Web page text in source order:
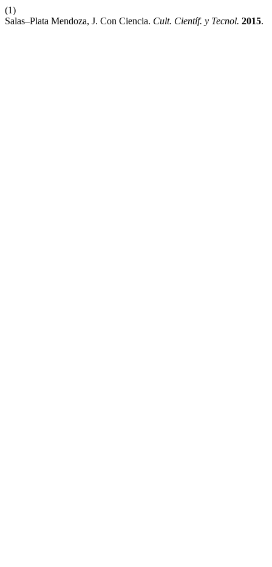
(1)
Salas–Plata Mendoza, J. Con Ciencia. Cult. Científ. y Tecnol. 2015.